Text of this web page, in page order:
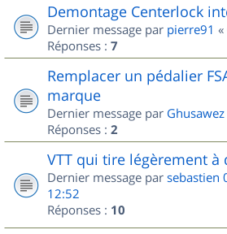
Demontage Centerlock
Dernier message par pierre91 «
Réponses : 7
Remplacer un pédalier
marque
Dernier message par Ghusawez
Réponses : 2
VTT qui tire légèrement à
Dernier message par sebastien
12:52
Réponses : 10